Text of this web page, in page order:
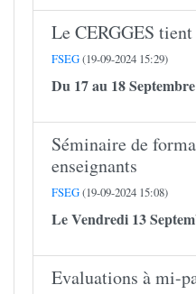
Le CERGGES
FSEG(19-09-2024 15:29)
Du 17 au 18
Séminaire de
enseignants
FSEG(19-09-2024 15:08)
Le Vendredi 13
Evaluations à mi-